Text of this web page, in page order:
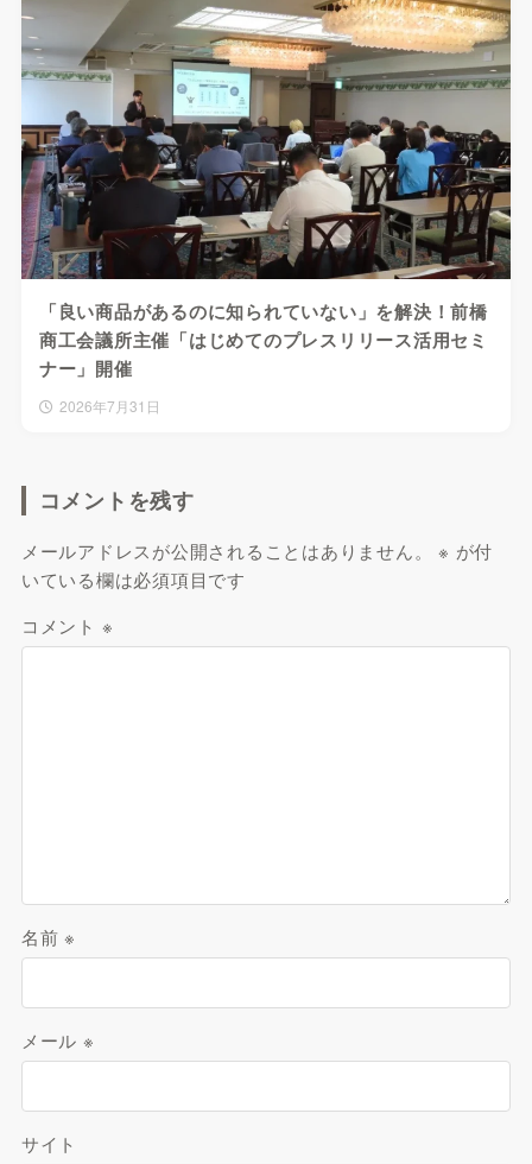
「良い商品があるのに知られていない」を解決！前橋
商工会議所主催「はじめてのプレスリリース活用セミ
ナー」開催
2026年7月31日
コメントを残す
メールアドレスが公開されることはありません。 ※ が付
いている欄は必須項目です
コメント ※
名前※
メール ※
サイト